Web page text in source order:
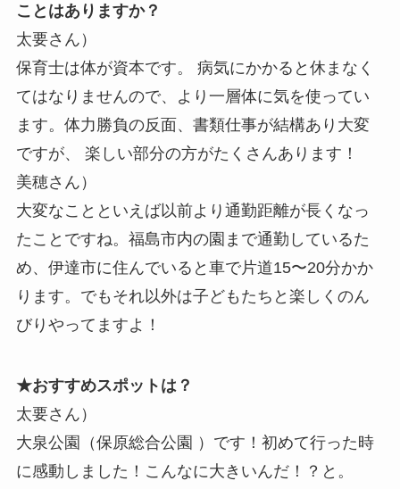
ことはありますか？
太要さん）
保育士は体が資本です。 病気にかかると休まなく
てはなりませんので、より一層体に気を使ってい
ます。体力勝負の反面、書類仕事が結構あり大変
ですが、 楽しい部分の方がたくさんあります！
美穂さん）
大変なことといえば以前より通勤距離が長くなっ
たことですね。福島市内の園まで通勤しているた
め、伊達市に住んでいると車で片道15〜20分かか
ります。でもそれ以外は子どもたちと楽しくのん
びりやってますよ！
★おすすめスポットは？
太要さん）
大泉公園（保原総合公園 ）です！初めて行った時
に感動しました！こんなに大きいんだ！？と。